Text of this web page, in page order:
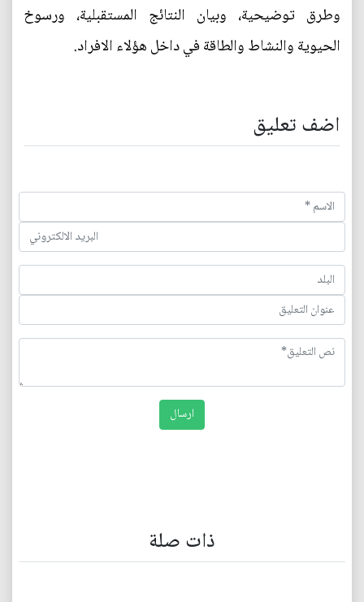
وطرق توضيحية، وبيان النتائج المستقبلية، ورسوخ
الحيوية والنشاط والطاقة في داخل هؤلاء الافراد.
اضف تعليق
ذات صلة